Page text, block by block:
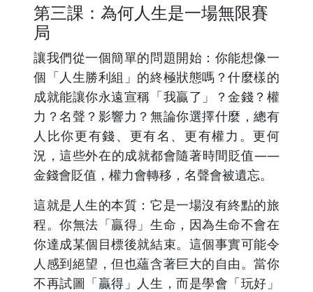
第三課：為何人生是一場無限賽
局
讓我們從一個簡單的問題開始：你能想像一
個「人生勝利組」的終極狀態嗎？什麼樣的
成就能讓你永遠宣稱「我贏了」？金錢？權
力？名聲？影響力？無論你選擇什麼，總有
人比你更有錢、更有名、更有權力。更何
況，這些外在的成就都會隨著時間貶值——
金錢會貶值，權力會轉移，名聲會被遺忘。
這就是人生的本質：它是一場沒有終點的旅
程。你無法「贏得」生命，因為生命不會在
你達成某個目標後就結束。這個事實可能令
人感到絕望，但也蘊含著巨大的自由。當你
不再試圖「贏得」人生，而是學會「玩好」